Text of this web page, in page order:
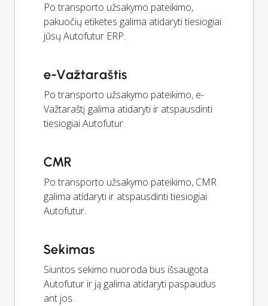
Po transporto užsakymo pateikimo,
pakuočių etiketes galima atidaryti tiesiogiai
jūsų Autofutur ERP.
e-Važtaraštis
Po transporto užsakymo pateikimo, e-
Važtaraštį galima atidaryti ir atspausdinti
tiesiogiai Autofutur.
CMR
Po transporto užsakymo pateikimo, CMR
galima atidaryti ir atspausdinti tiesiogiai
Autofutur.
Sekimas
Siuntos sekimo nuoroda bus išsaugota
Autofutur ir ją galima atidaryti paspaudus
ant jos.